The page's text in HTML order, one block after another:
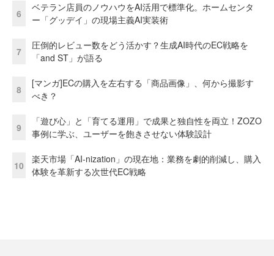
6
ベテラン店員のノウハウをAI活用で標準化。ホームセンタ
ー「グッデイ」の現場主義AI実装術
7
圧倒的レビュー数をどう活かす？生成AI時代のEC戦略を
「and ST」が語る
8
[マンガ]ECの購入を左右する「商品画像」、何から撮影す
べき？
9
「遊び心」と「育てる運用」で成果と独自性を両立！ZOZO
事例に学ぶ、ユーザーを飽きさせない体験設計
10
楽天市場「AI-nization」の現在地：業務を劇的削減し、購入
体験を革新する次世代EC戦略